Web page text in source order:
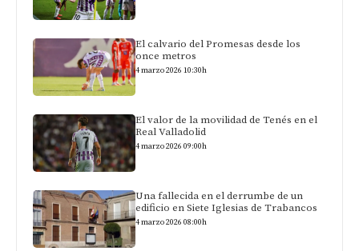
El calvario del Promesas desde los
once metros
4 marzo 2026 10:30h
El valor de la movilidad de Tenés en el
Real Valladolid
4 marzo 2026 09:00h
Una fallecida en el derrumbe de un
edificio en Siete Iglesias de Trabancos
4 marzo 2026 08:00h